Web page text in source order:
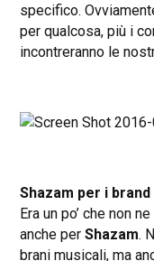
specifico.
per qualcosa, più i
incontreranno le
Shazam per i brand
Era un po’ che non
anche perShazam.
brani musicali, ma